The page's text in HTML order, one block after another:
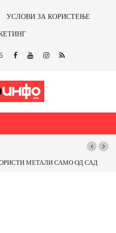
УСЛОВИ ЗА КОРИСТЕЊЕ
МЕТАЛИ САМО ОД САД